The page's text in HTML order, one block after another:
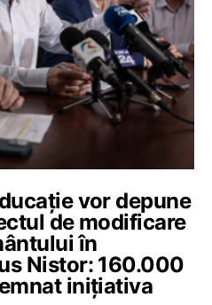
vor depune
de modificare
în
Nistor: 160.000
inițiativa